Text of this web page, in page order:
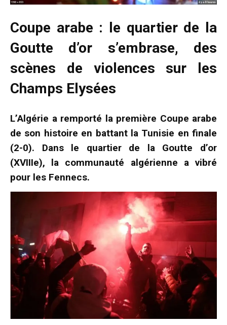
Coupe arabe : le quartier de la
Goutte d’or s’embrase, des
scènes de violences sur les
Champs Elysées
L’Algérie a remporté la première Coupe arabe
de son histoire en battant la Tunisie en finale
(2-0). Dans le quartier de la Goutte d’or
(XVIIIe), la communauté algérienne a vibré
pour les Fennecs.